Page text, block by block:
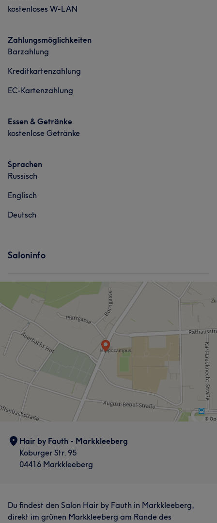
Services
kostenloses W-LAN
Zahlungsmöglichkeiten
Barzahlung
Kreditkartenzahlung
EC-Kartenzahlung
Essen & Getränke
kostenlose Getränke
Sprachen
Russisch
Englisch
Deutsch
Saloninfo
Hair by Fauth - Markkleeberg
Koburger Str. 95
04416 Markkleeberg
Du findest den Salon Hair by Fauth in Markkleeberg,
direkt im grünen Markkleeberg am Rande des